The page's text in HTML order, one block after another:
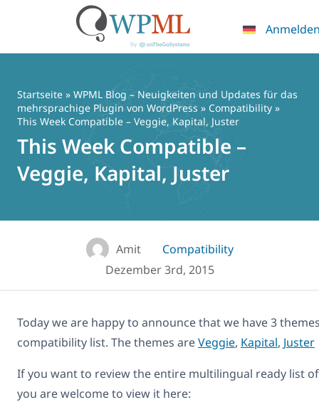
springen
Startseite » WPML Blog – Neuigkeiten und Updates für das
mehrsprachige Plugin von WordPress » Compatibility »
This Week Compatible – Veggie, Kapital, Juster
This Week Compatible –
Veggie, Kapital, Juster
Amit
Compatibility
Dezember 3rd, 2015
Today we are happy to announce that we have 3
compatibility list. The themes areVeggie, Kapital, Juster
If you want to review the entire multilingual ready list
you are welcome to view it here: